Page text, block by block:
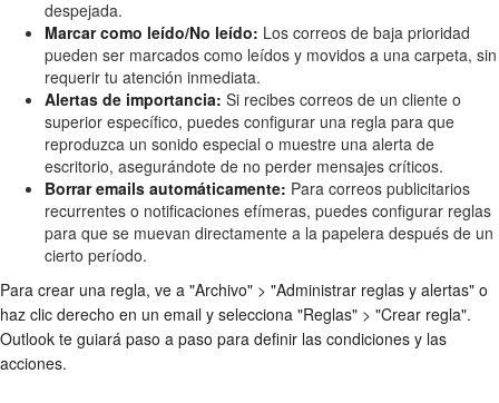
despejada.
Marcar como leído/No leído: Los correos de baja prioridad
pueden ser marcados como leídos y movidos a una carpeta, sin
requerir tu atención inmediata.
Alertas de importancia: Si recibes correos de un cliente o
superior específico, puedes configurar una regla para que
reproduzca un sonido especial o muestre una alerta de
escritorio, asegurándote de no perder mensajes críticos.
Borrar emails automáticamente: Para correos publicitarios
recurrentes o notificaciones efímeras, puedes configurar reglas
para que se muevan directamente a la papelera después de un
cierto período.
Para crear una regla, ve a "Archivo" > "Administrar reglas y alertas" o
haz clic derecho en un email y selecciona "Reglas" > "Crear regla".
Outlook te guiará paso a paso para definir las condiciones y las
acciones.